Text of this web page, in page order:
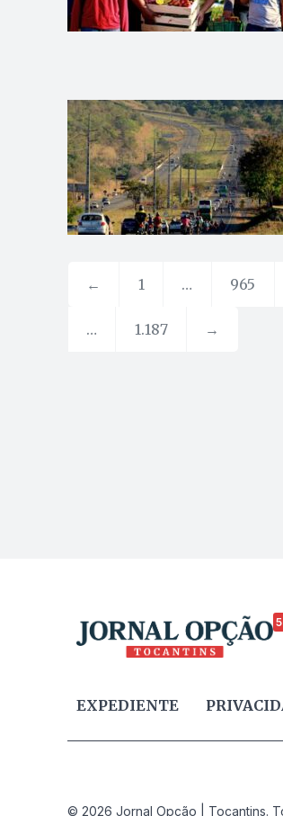
← 1 … 965
… 1.187 →
EXPEDIENTE
© 2026 Jornal Opção | Tocantins.